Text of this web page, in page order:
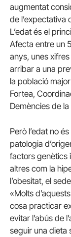
augmentat
de l’expectativa
L’edat és el
Afecta entre un
anys, unes
arribar a una
la població
Fortea,
Demències de
Però l’edat no
patologia
factors genètics
altres com la
l’obesitat, el
«Molts
cosa practicar
evitar l’abús de
seguir una dieta